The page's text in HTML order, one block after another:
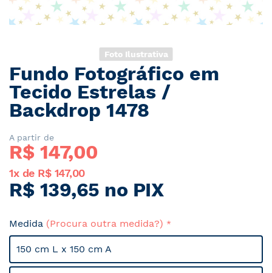
Foto Ilustrativa
Saltar
para
o
início
Galeria
de
imagens
Fundo Fotográfico em
Tecido Estrelas /
Backdrop 1478
A partir de
R$ 147,00
1x de R$ 147,00
R$ 139,65 no PIX
Medida (Procura outra medida?)
150 cm L x 150 cm A